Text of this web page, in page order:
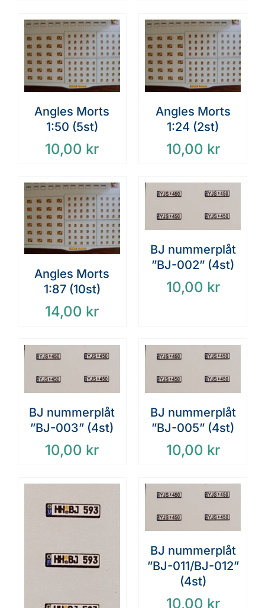
Angles Morts
1:50 (5st)
10,00 kr
Angles Morts
1:24 (2st)
10,00 kr
Angles Morts
1:87 (10st)
14,00 kr
BJ nummerplåt
”BJ-002” (4st)
10,00 kr
BJ nummerplåt
”BJ-003” (4st)
10,00 kr
BJ nummerplåt
”BJ-005” (4st)
10,00 kr
BJ nummerplåt
”BJ-011/BJ-012”
(4st)
10,00 kr